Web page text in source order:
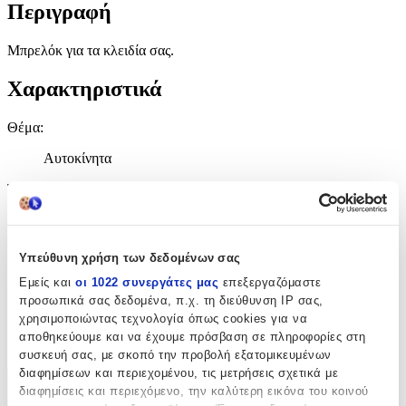
Υπεύθυνη χρήση των δεδομένων σας
Εμείς και οι 1022 συνεργάτες μας επεξεργαζόμαστε
προσωπικά σας δεδομένα, π.χ. τη διεύθυνση IP σας,
χρησιμοποιώντας τεχνολογία όπως cookies για να
αποθηκεύουμε και να έχουμε πρόσβαση σε πληροφορίες στη
συσκευή σας, με σκοπό την προβολή εξατομικευμένων
διαφημίσεων και περιεχομένου, τις μετρήσεις σχετικά με
διαφημίσεις και περιεχόμενο, την καλύτερη εικόνα του κοινού
Περιγραφή
Μπρελόκ για τα κλειδία σας.
Χαρακτηριστικά
Θέμα:
Αυτοκίνητα
Τύπος
Υλικό
:
Δερμάτινο
Κατασκευαστής
OEM
Χαρακτηριστικά